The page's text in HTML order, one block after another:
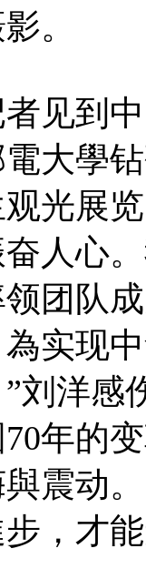
。
见到
大學
光展
人心
团队
实现
刘洋感
年的
震动
，才